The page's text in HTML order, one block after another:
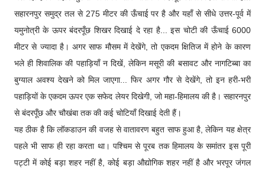
सहारनपुर समुद्र तल से 275 मीटर की ऊँचाई पर है और यहाँ से सीधे उत्तर-पूर्व में
यमुनोत्री के ऊपर बंदरपूँछ शिखर दिखाई दे रहा है... इस चोटी की ऊँचाई 6000
मीटर से ज्यादा है। अगर साफ मौसम में देखेंगे, तो एकदम क्षितिज में होने के कारण
भले ही शिवालिक की पहाड़ियाँ न दिखें, लेकिन मसूरी की बसावट और नागटिब्बा का
बुग्याल अवश्य देखने को मिल जाएगा... फिर अगर गौर से देखेंगे, तो इन हरी-भरी
पहाड़ियों के एकदम ऊपर एक सफेद लेयर दिखेगी, जो महा-हिमालय की है। सहारनपुर
से बंदरपूँछ और चौखंबा तक की कई चोटियाँ दिखाई देती हैं।
यह ठीक है कि लॉकडाउन की वजह से वातावरण बहुत साफ हुआ है, लेकिन यह क्षेत्र
पहले भी साफ ही रहा करता था। पश्चिम से पूरब तक हिमालय के समांतर इस पूरी
पट्टी में कोई बड़ा शहर नहीं है, कोई बड़ा औद्योगिक शहर नहीं है और भरपूर जंगल